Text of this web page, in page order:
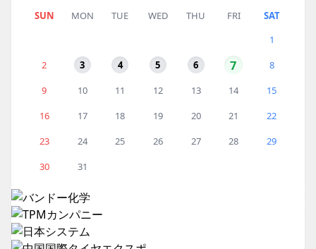
SUN MON TUE WED THU FRI
SAT
1
2
3 4 5 6 7
8
9
10 11 12 13 14
15
16
17 18 19 20 21
22
23
24 25 26 27 28
29
30
31